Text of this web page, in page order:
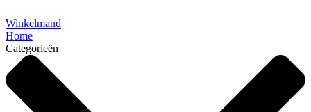
Winkelmand
Home
Categorieën